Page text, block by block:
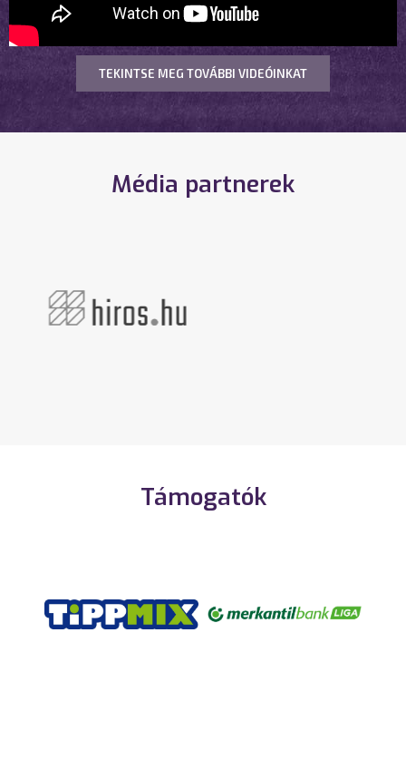
TEKINTSE MEG TOVÁBBI VIDEÓINKAT
Média partnerek
Támogatók